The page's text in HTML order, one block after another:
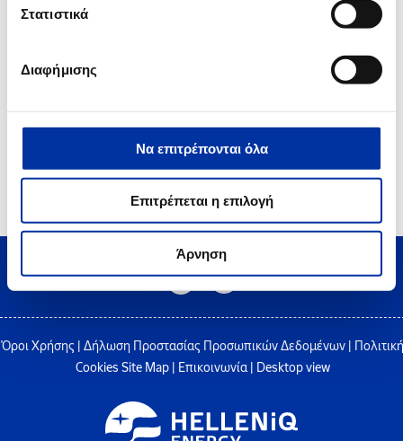
Στατιστικά
Διαφήμισης
Να επιτρέπονται όλα
Επιτρέπεται η επιλογή
Άρνηση
2 3 4 5 6
Όροι Χρήσης Δήλωση Προστασίας Προσωπικών Δεδομένων
Πολιτική
Cookies Site Map| Επικοινωνία| Desktop view